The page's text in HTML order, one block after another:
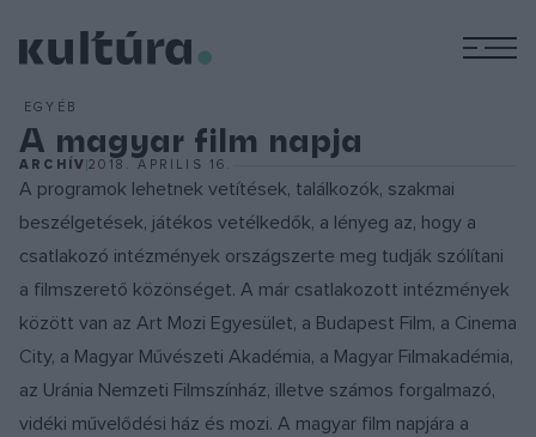
EGYÉB
A magyar film napja
ARCHÍV2018. ÁPRILIS 16.
A programok lehetnek vetítések, találkozók, szakmai
beszélgetések, játékos vetélkedők, a lényeg az, hogy a
csatlakozó intézmények országszerte meg tudják szólítani
a filmszerető közönséget. A már csatlakozott intézmények
között van az Art Mozi Egyesület, a Budapest Film, a Cinema
City, a Magyar Művészeti Akadémia, a Magyar Filmakadémia,
az Uránia Nemzeti Filmszínház, illetve számos forgalmazó,
vidéki művelődési ház és mozi. A magyar film napjára a